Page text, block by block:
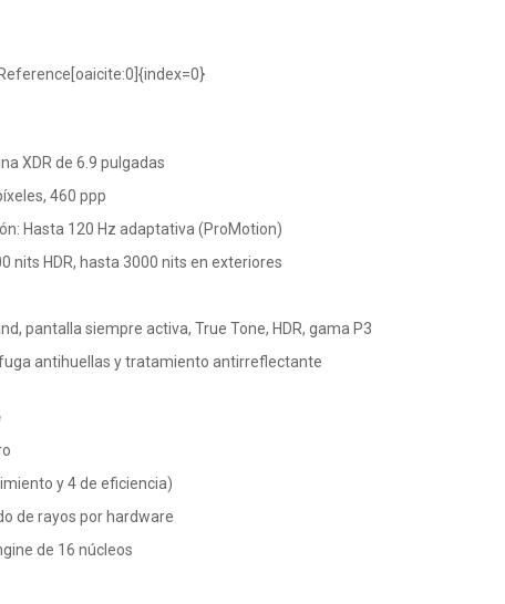
XDR de 6.9 pulgadas
460 ppp
Hasta 120 Hz adaptativa (ProMotion)
nits HDR, hasta 3000 nits en exteriores
pantalla siempre activa, True Tone, HDR, gama P3
antihuellas y tratamiento antirreflectante
y 4 de eficiencia)
de rayos por hardware
de 16 núcleos